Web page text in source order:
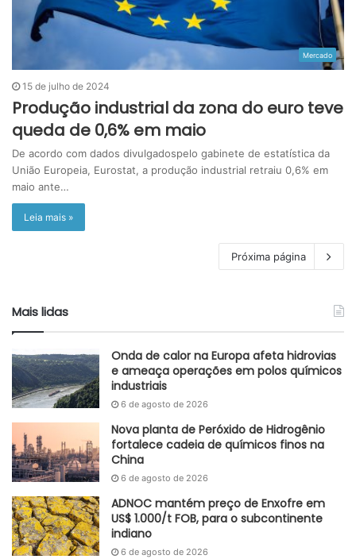
Mercado
15 de julho de 2024
Produção industrial da zona do euro teve
queda de 0,6% em maio
De acordo com dados divulgadospelo gabinete de estatística da
União Europeia, Eurostat, a produção industrial retraiu 0,6% em
maio ante…
Leia mais »
Próxima página
Mais lidas
Onda de calor na Europa afeta hidrovias
e ameaça operações em polos químicos
industriais
6 de agosto de 2026
Nova planta de Peróxido de Hidrogênio
fortalece cadeia de químicos finos na
China
6 de agosto de 2026
ADNOC mantém preço de Enxofre em
US$ 1.000/t FOB, para o subcontinente
indiano
6 de agosto de 2026